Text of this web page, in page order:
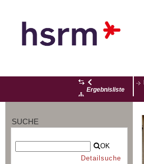
Ergebnisliste
SUCHE
OK
Detailsuche